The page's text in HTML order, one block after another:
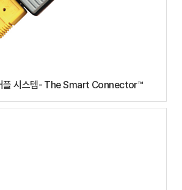
플 시스템- The Smart Connector™